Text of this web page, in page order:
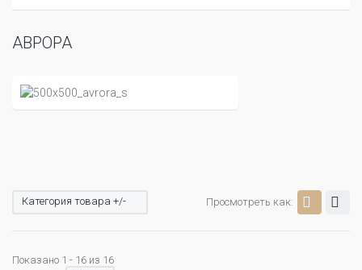
АВРОРА
Просмотреть как:
Категория товара +/-
Показано 1 - 16 из 16